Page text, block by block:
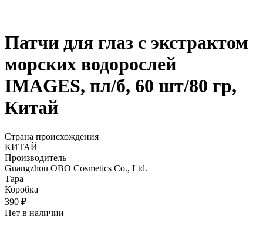
Патчи для глаз с экстрактом
морских водорослей
IMAGES, пл/б, 60 шт/80 гр,
Китай
Страна происхождения
КИТАЙ
Производитель
Guangzhou OBO Cosmetics Co., Ltd.
Тара
Коробка
390 ₽
Нет в наличии